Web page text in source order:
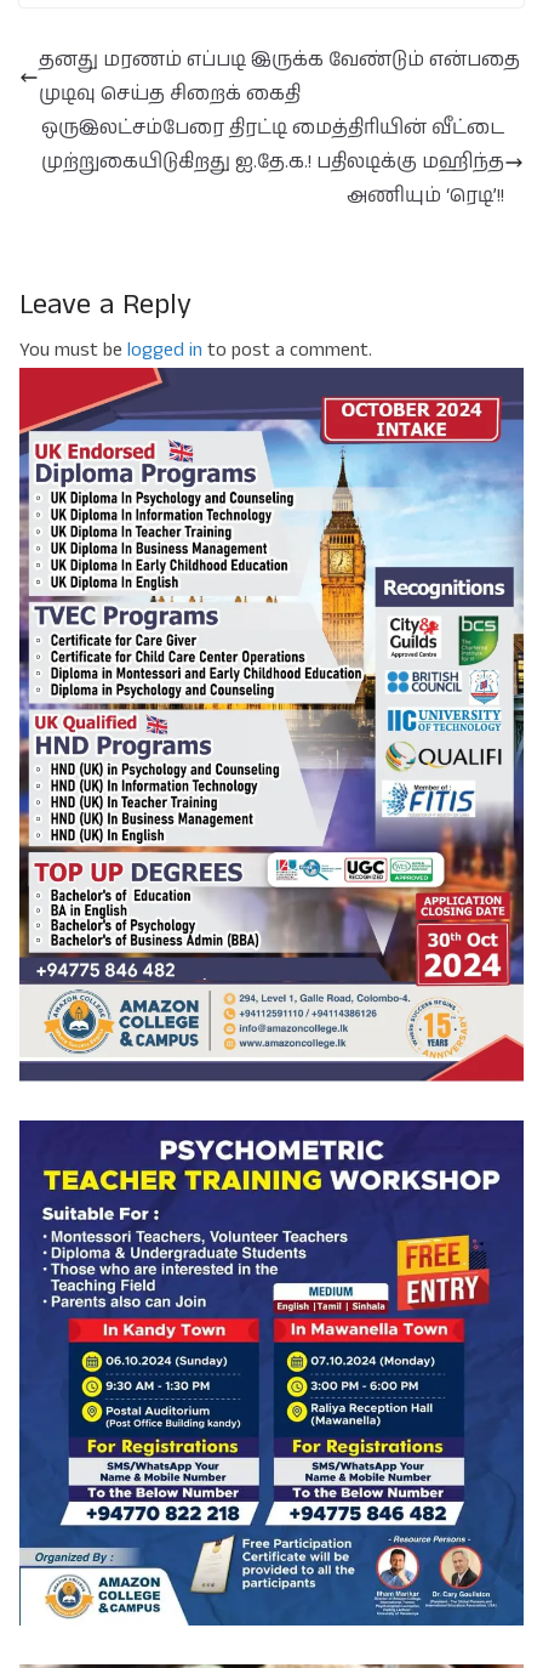
தனது மரணம் எப்படி இருக்க வேண்டும் என்பதை
முடிவு செய்த சிறைக் கைதி
ஒருஇலட்சம்பேரை திரட்டி மைத்திரியின் வீட்டை
முற்றுகையிடுகிறது ஐ.தே.க.! பதிலடிக்கு மஹிந்த
அணியும் ‘ரெடி’!!
Leave a Reply
You must be logged in to post a comment.